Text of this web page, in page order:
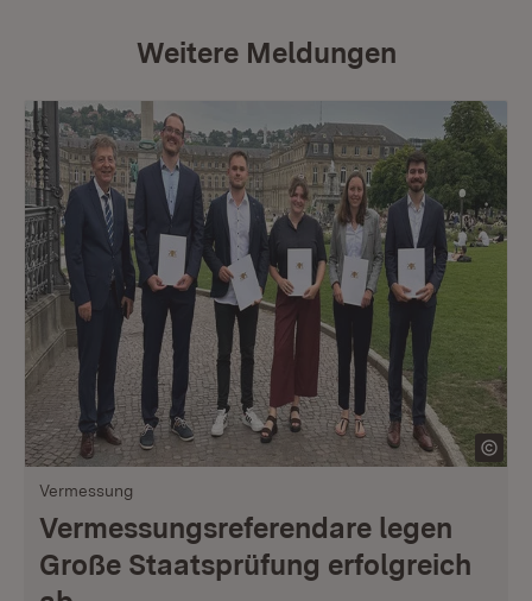
Weitere Meldungen
Vermessung
Vermessungsreferendare legen
Große Staatsprüfung erfolgreich